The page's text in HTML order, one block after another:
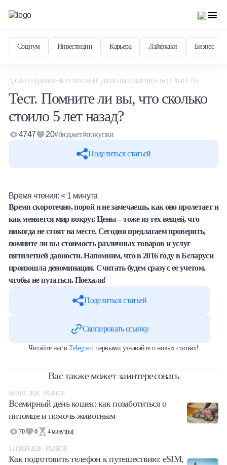
Социум Инвестиции Карьера Лайфхаки Бизнес
Халва
Онлайн-обменник
Потребительский кредит
Продукты для Бизнеса
ДАТА СОЗДАНИЯ: 06.11.2020 13:44 · ДАТА ОБНОВЛЕНИЯ: 06.11.2020 17:45
Тест. Помните ли вы, что сколько
стоило 5 лет назад?
Поделиться статьей
4747 20#бюджет#покупки
Время чтения:< 1 минута
Время скоротечно, порой и не замечаешь, как оно пролетает и
как меняется мир вокруг. Цены – тоже из тех вещей, что
никогда не стоят на месте. Сегодня предлагаем проверить,
помните ли вы стоимость различных товаров и услуг
пятилетней давности. Напомним, что в 2016 году в Беларуси
произошла деноминация. Считать будем сразу с ее учетом,
чтобы не путаться. Поехали!
Поделиться статьей
Скопировать ссылку
Читайте нас вTelegram первыми узнавайте о новых статьях!
Вас также может заинтересовать
06 АВГ 2026 · РАЗНОЕ
Всемирный день кошек: как позаботиться о
питомце и помочь животным
70 0 4 минут(ы)
31 ИЮЛ 2026 · РАЗНОЕ
Как подготовить телефон к путешествию: eSIM,